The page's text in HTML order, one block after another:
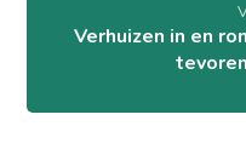
Verhuizen in en